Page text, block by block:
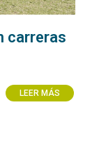
carreras
LEER MÁS